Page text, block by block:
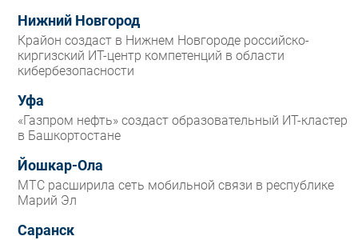
Нижний Новгород
Крайон создаст в Нижнем Новгороде российско-
киргизский ИТ-центр компетенций в области
кибербезопасности
Уфа
«Газпром нефть» создаст образовательный ИТ-кластер
в Башкортостане
Йошкар-Ола
МТС расширила сеть мобильной связи в республике
Марий Эл
Саранск